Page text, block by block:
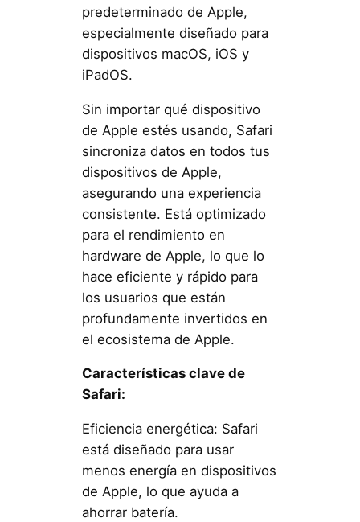
predeterminado de Apple,
especialmente diseñado para
dispositivos macOS, iOS y
iPadOS.
Sin importar qué dispositivo
de Apple estés usando, Safari
sincroniza datos en todos tus
dispositivos de Apple,
asegurando una experiencia
consistente. Está optimizado
para el rendimiento en
hardware de Apple, lo que lo
hace eficiente y rápido para
los usuarios que están
profundamente invertidos en
el ecosistema de Apple.
Características clave de
Safari:
Eficiencia energética: Safari
está diseñado para usar
menos energía en dispositivos
de Apple, lo que ayuda a
ahorrar batería.